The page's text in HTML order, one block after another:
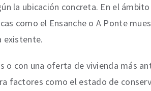
la ubicación concreta. En el
como el Ensanche o A Ponte
existente.
o con una oferta de vivienda más
factores como el estado de